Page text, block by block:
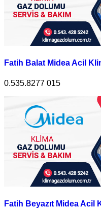
Fatih Balat Midea Acil
0.535.8277 015
Fatih Beyazıt Midea Acil